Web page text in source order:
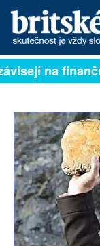
PŘIHLÁSIT
ARCHIV
ROZHOVORY
TÉMATA
NEJČTENĚJŠÍ ZA
na